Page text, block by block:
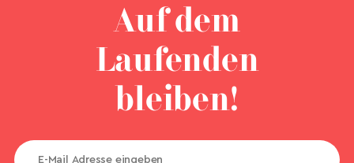
Auf dem
Laufenden
bleiben!